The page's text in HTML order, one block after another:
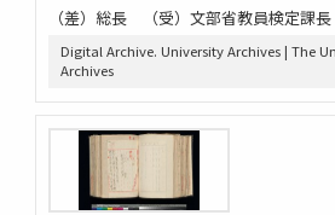
（差）総長 （受）文部省教員検定課長
Digital Archive. University Archives | The
Archives